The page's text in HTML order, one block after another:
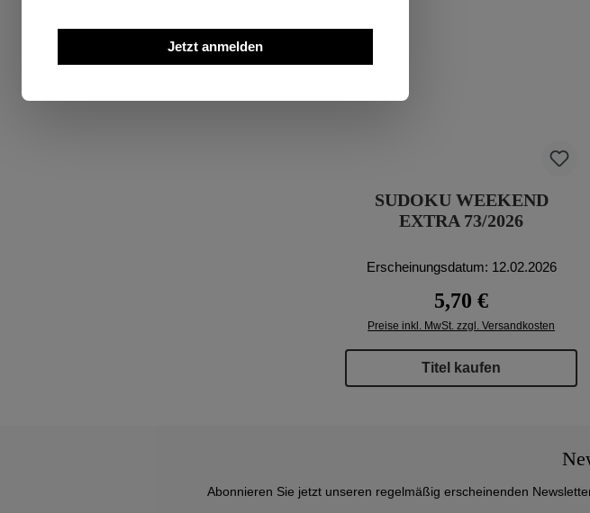
SUDOKU WEEKEND
EXTRA 73/2026
Erscheinungsdatum: 12.02.2026
Regulärer Preis:
5,70 €
Preise inkl. MwSt. zzgl. Versandkosten
Titel kaufen
Abonnieren Sie jetzt unseren regelmäßig erscheinenden
Jetzt anmelden